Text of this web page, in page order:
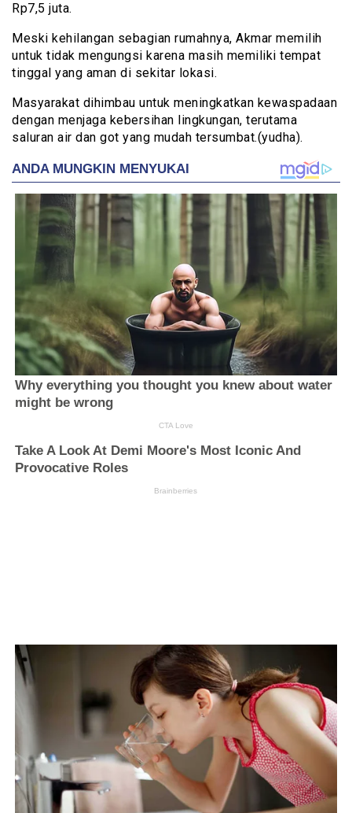
Rp7,5 juta.
Meski kehilangan sebagian rumahnya, Akmar memilih
untuk tidak mengungsi karena masih memiliki tempat
tinggal yang aman di sekitar lokasi.
Masyarakat dihimbau untuk meningkatkan kewaspadaan
dengan menjaga kebersihan lingkungan, terutama
saluran air dan got yang mudah tersumbat.(yudha).